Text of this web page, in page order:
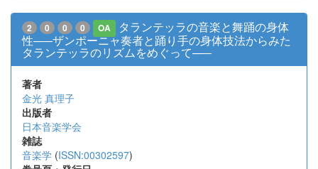
2 0 0 0 OA
タランテッラの音楽と舞踊の身体
性─―ザンポーニャ奏者と踊り手の身体技法からみた
タランテッラのリズムをめぐって─―
著者
金光 真理子
出版者
日本音楽学会
雑誌
音楽学 (ISSN:00302597)